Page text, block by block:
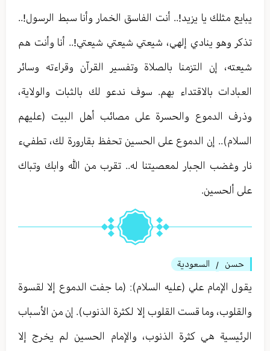
يبايع مثلك يا يزيد!.. أنت الفاسق الخمار وأنا سبط الرسول!..
تذكر وهو ينادي إلهي، شيعتي شيعتي شيعتي!.. أنا وأنت هم
شيعته، إن التزمنا بالصلاة وتفسير القرآن وقراءته وسائر
العبادات بالاقتداء بهم. سوف ندعو لك بالثبات والولاية،
وذرف الدموع والحسرة على مصائب أهل البيت (عليهم
السلام).. إن الدموع على الحسين تحفظ بقارورة لك، تطفيء
نار وغضب الجبار لمعصيتنا له.. تقرب من الله وابك وتباك
على ألحسين.
حسن / السعودية
يقول الإمام علي (عليه السلام): (ما جفت الدموع إلا لقسوة
والقلوب، وما قست القلوب إلا لكثرة الذنوب). إن من الأسباب
الرئيسية هي كثرة الذنوب، والإمام الحسين لم يخرج إلا